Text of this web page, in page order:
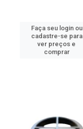
Faça seu login ou
cadastre-se para
ver preços e
comprar